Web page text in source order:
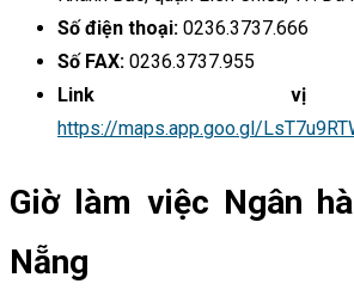
Số điện thoại: 0236.3737.666
Số FAX: 0236.3737.955
Link
https://maps.app.goo.gl/
Giờ làm việc Ngân
Nẵng